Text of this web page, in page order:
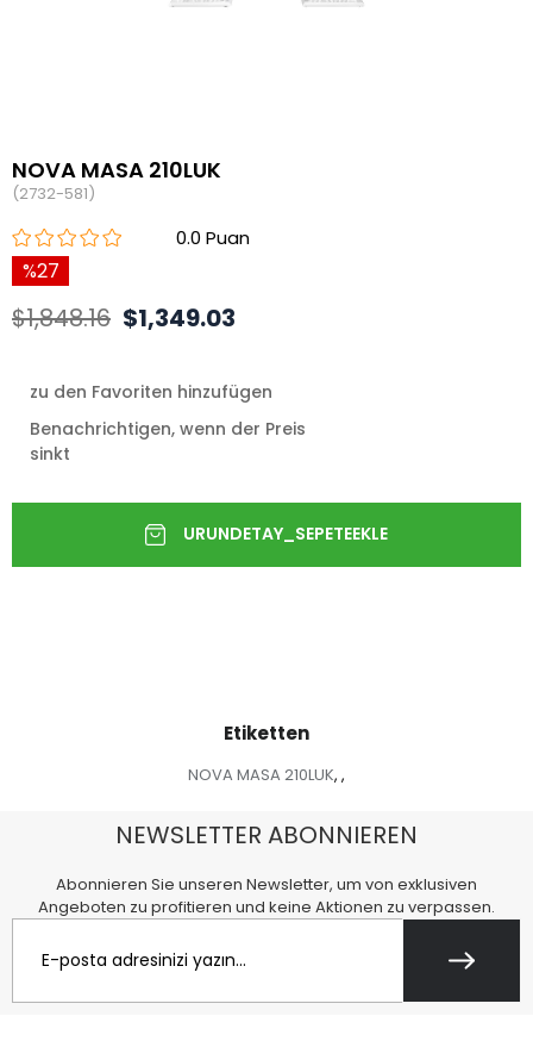
NOVA MASA 210LUK
(2732-581)
0.0
27
$1,848.16 $1,349.03
zu den Favoriten hinzufügen
Benachrichtigen, wenn der Preis
sinkt
Etiketten
NOVA MASA 210LUK, ,
NEWSLETTER ABONNIEREN
Abonnieren Sie unseren Newsletter, um von exklusiven
Angeboten zu profitieren und keine Aktionen zu verpassen.